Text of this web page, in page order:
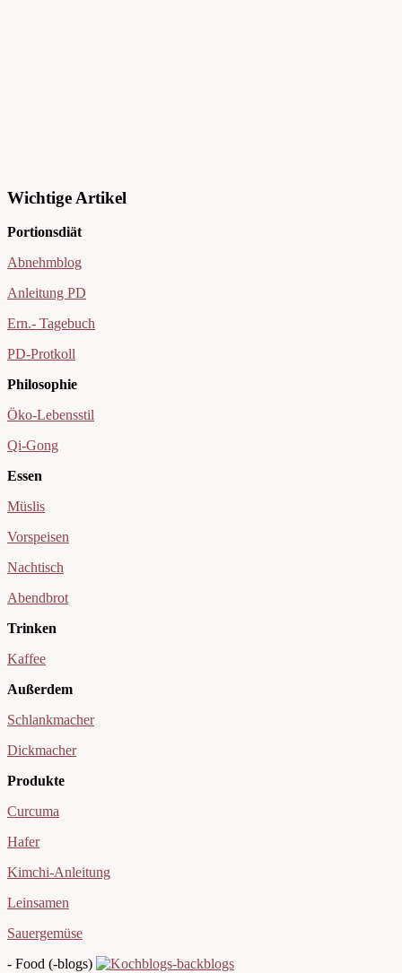
Wichtige Artikel
Portionsdiät
Abnehmblog
Anleitung PD
Ern.- Tagebuch
PD-Protkoll
Philosophie
Öko-Lebensstil
Qi-Gong
Essen
Müslis
Vorspeisen
Nachtisch
Abendbrot
Trinken
Kaffee
Außerdem
Schlankmacher
Dickmacher
Produkte
Curcuma
Hafer
Kimchi-Anleitung
Leinsamen
Sauergemüse
- Food (-blogs)